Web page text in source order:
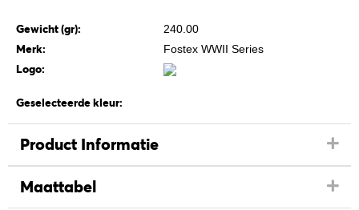
Gewicht (gr): 240.00
Merk: Fostex WWII Series
Logo:
Geselecteerde kleur:
Product Informatie
Maattabel